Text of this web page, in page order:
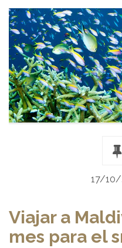
17/10/
Viajar a
mes para el